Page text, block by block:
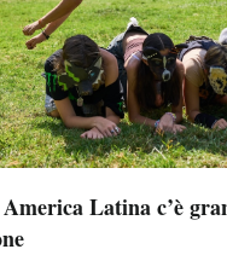
Latina c’è